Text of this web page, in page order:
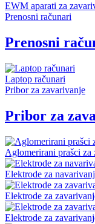
EWM aparati za
Prenosni računari
Prenosni
Laptop računari
Pribor za zavarivanje
Pribor za
Aglomerirani prašci za
Elektrode za
Elektrode za
Elektrode za